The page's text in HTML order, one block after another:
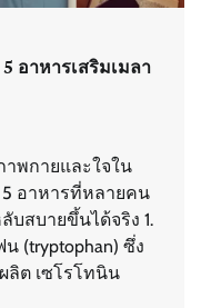
อาหารเสริมเมลา
พกายและใจใน
5 อาหารที่หลายคน
สบายขึ้นได้จริง 1.
(tryptophan) ซึ่ง
ลิต เซโรโทนิน